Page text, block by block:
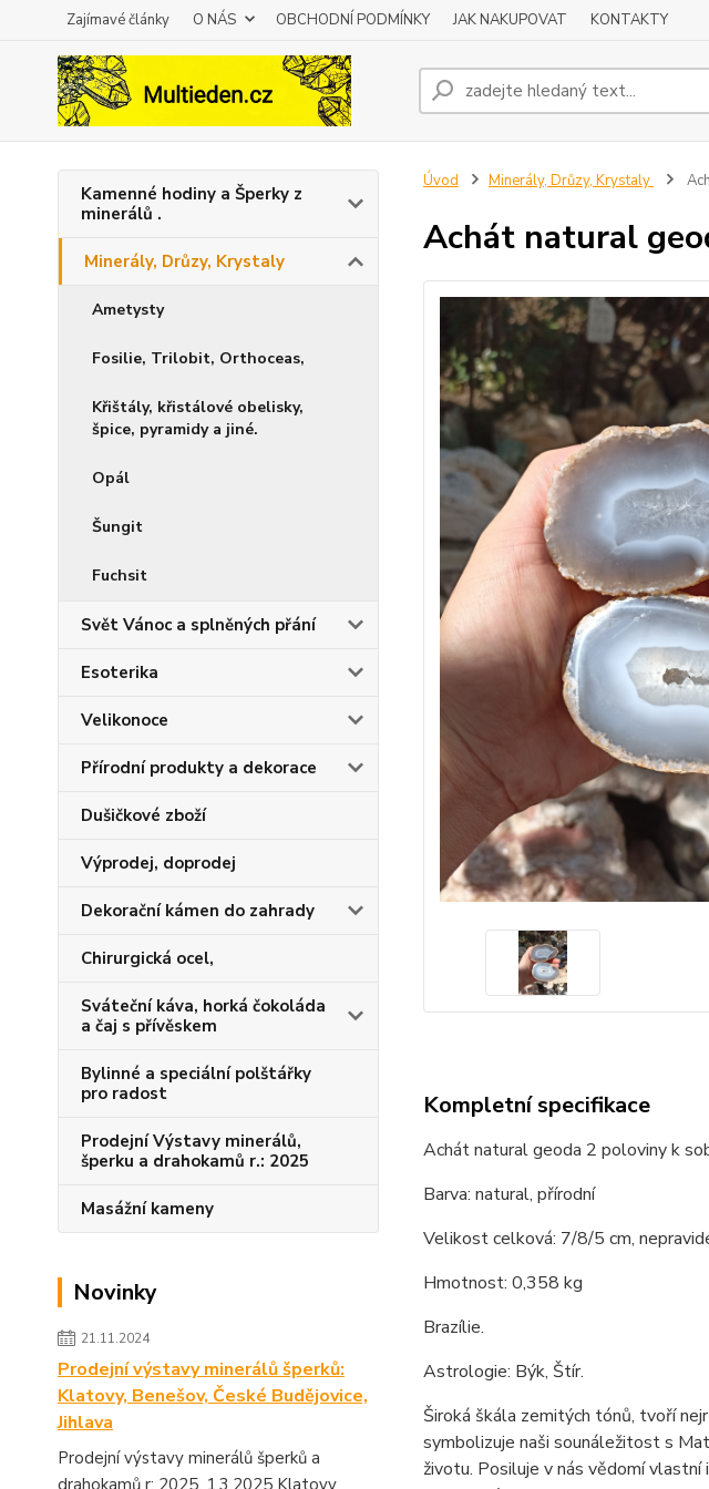
Zajímavé články O NÁS OBCHODNÍ PODMÍNKY JAK NAKUPOVAT KONTAKTY
Kamenné hodiny a Šperky z
minerálů .
Minerály, Drůzy, Krystaly
Ametysty
Fosilie, Trilobit, Orthoceas,
Křištály, křistálové obelisky,
špice, pyramidy a jiné.
Opál
Šungit
Fuchsit
Svět Vánoc a splněných přání
Esoterika
Velikonoce
Přírodní produkty a dekorace
Dušičkové zboží
Výprodej, doprodej
Dekorační kámen do zahrady
Chirurgická ocel,
Sváteční káva, horká čokoláda
a čaj s přívěskem
Bylinné a speciální polštářky
pro radost
Prodejní Výstavy minerálů,
šperku a drahokamů r.: 2025
Masážní kameny
Novinky
21.11.2024
Prodejní výstavy minerálů šperků:
Klatovy, Benešov, České Budějovice,
Jihlava
Prodejní výstavy minerálů šperků a
drahokamů r: 2025. 1.3.2025 Klatovy
Úvod Minerály, Drůzy, Krystaly
Achát natural
Kompletní specifikace
Achát natural geoda 2 poloviny k
Barva: natural, přírodní
Velikost celková: 7/8/5 cm,
Hmotnost: 0,358 kg
Brazílie.
Astrologie: Býk, Štír.
Široká škála zemitých tónů, tvoří
symbolizuje naši sounáležitost s
životu. Posiluje v nás vědomí vlastní